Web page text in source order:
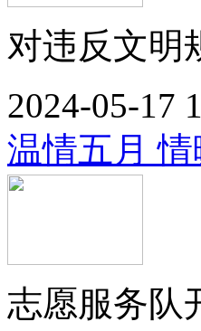
对违反文明
2024-05-17
温情五月
志愿服务队